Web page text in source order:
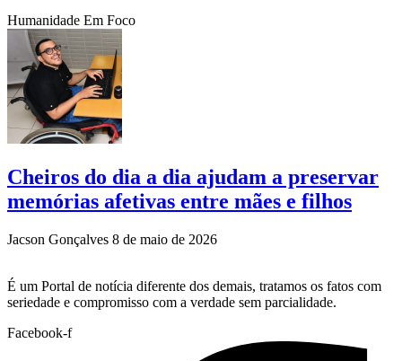
Humanidade Em Foco
Cheiros do dia a dia ajudam a preservar
memórias afetivas entre mães e filhos
Jacson Gonçalves 8 de maio de 2026
É um Portal de notícia diferente dos demais, tratamos os fatos com
seriedade e compromisso com a verdade sem parcialidade.
Facebook-f